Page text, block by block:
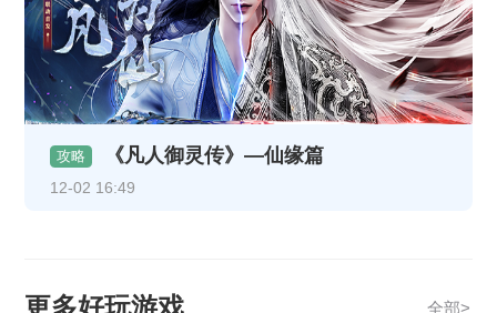
攻略 《凡人御灵传》—仙缘篇
12-02 16:49
全部>